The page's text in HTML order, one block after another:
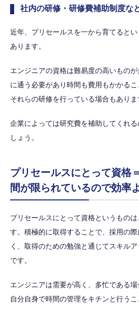
社内の研修・研修費補助制度な
近年、プリセールスを一から育てると
あります。
エンジニアの資格は難易度の高いもの
に通う必要があり時間も費用もかかる
それらの研修を行っている場合もありま
企業によっては研究費を補助してくれ
しょう。
プリセールスにとって資格
間が限られているので効率
プリセールスにとって資格というもの
す。積極的に取得することで、採用の
く、取得のための勉強と通じてスキル
です。
エンジニアは需要が高く、多忙である場
自分自身で時間の管理をキチンと行う